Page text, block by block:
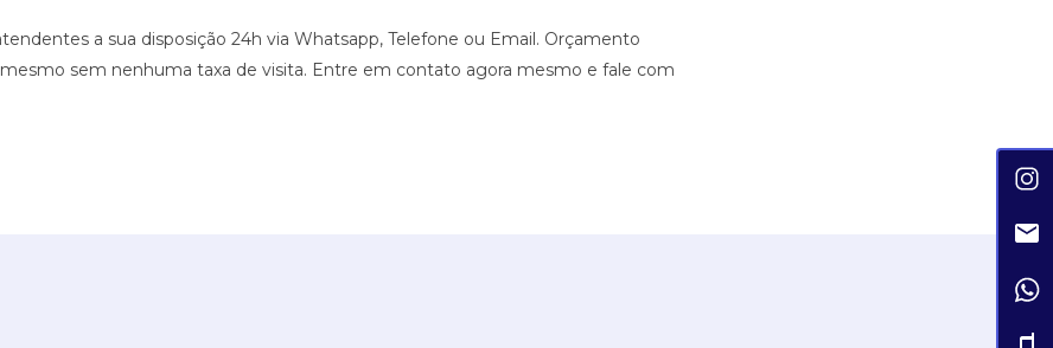
a sua disposição 24h via Whatsapp, Telefone ou Email. Orçamento
sem nenhuma taxa de visita. Entre em contato agora mesmo e fale com